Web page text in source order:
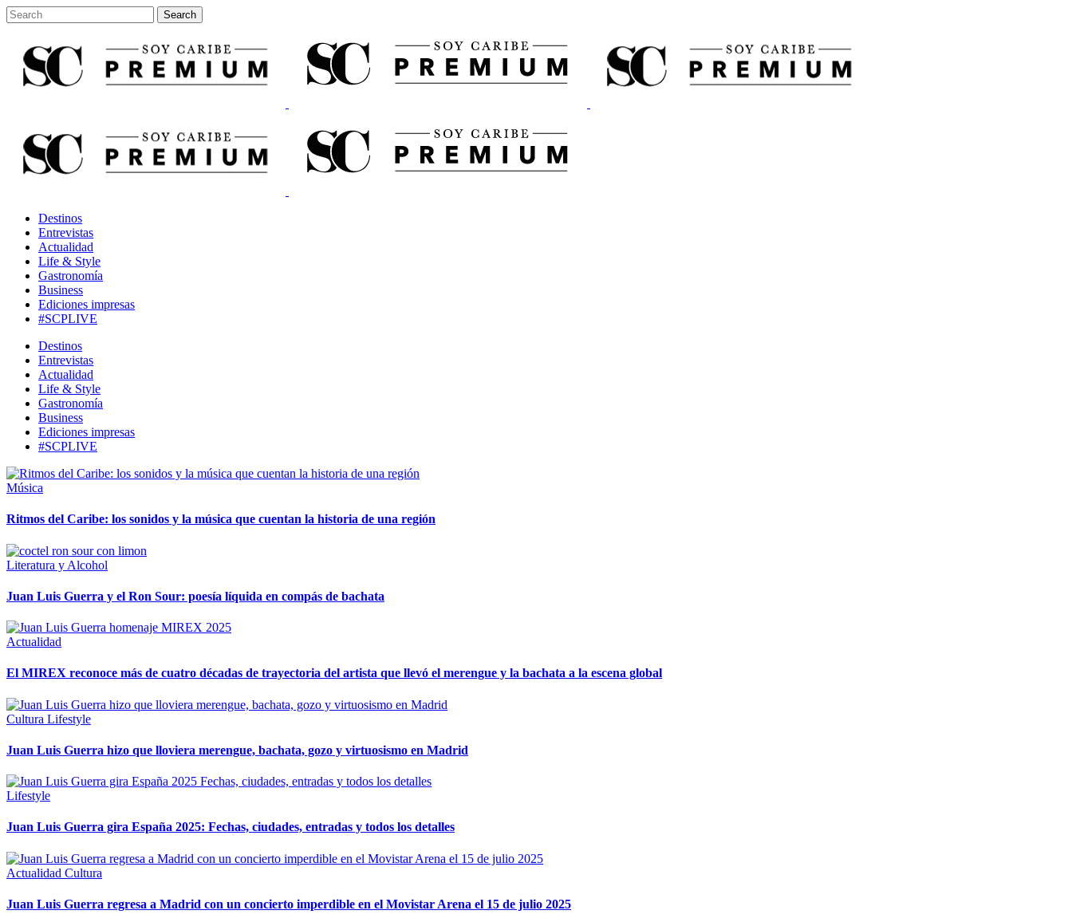
Destinos
Entrevistas
Actualidad
Life & Style
Gastronomía
Business
Ediciones impresas
#SCPLIVE
Destinos
Entrevistas
Actualidad
Life & Style
Gastronomía
Business
Ediciones impresas
#SCPLIVE
Música
Ritmos del Caribe: los sonidos y la música que cuentan la historia de una región
Literatura y Alcohol
Juan Luis Guerra y el Ron Sour: poesía líquida en compás de bachata
Actualidad
El MIREX reconoce más de cuatro décadas de trayectoria del artista que llevó el merengue y la bachata a la escena global
Cultura Lifestyle
Juan Luis Guerra hizo que lloviera merengue, bachata, gozo y virtuosismo en Madrid
Lifestyle
Juan Luis Guerra gira España 2025: Fechas, ciudades, entradas y todos los detalles
Actualidad Cultura
Juan Luis Guerra regresa a Madrid con un concierto imperdible en el Movistar Arena el 15 de julio 2025